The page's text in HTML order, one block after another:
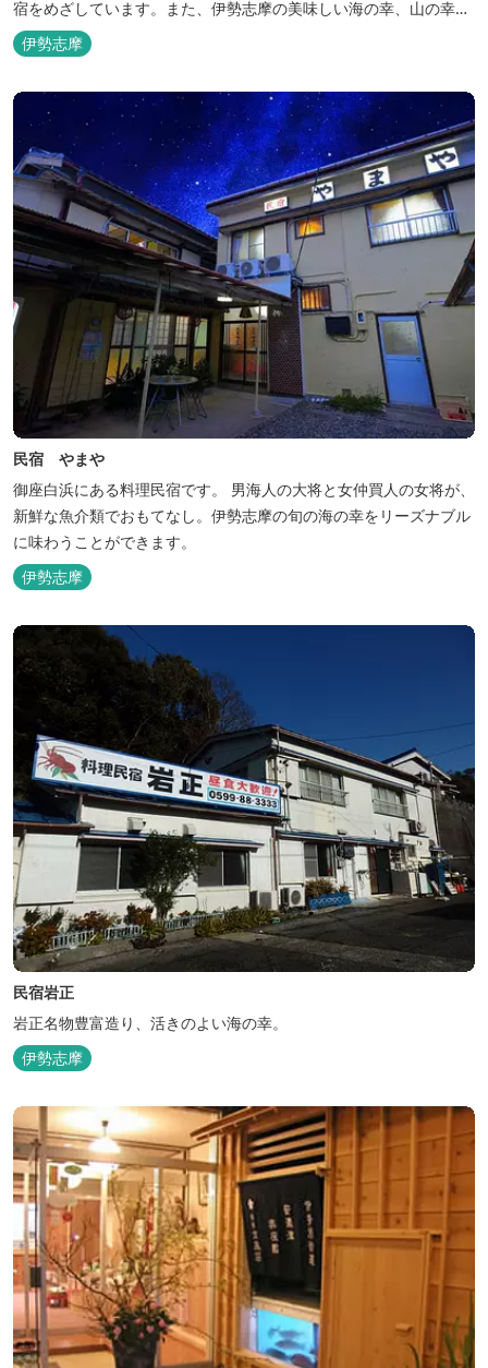
宿をめざしています。また、伊勢志摩の美味しい海の幸、山の幸を
低価格でお楽しみください。
伊勢志摩
民宿 やまや
御座白浜にある料理民宿です。 男海人の大将と女仲買人の女将が、
新鮮な魚介類でおもてなし。伊勢志摩の旬の海の幸をリーズナブル
に味わうことができます。
伊勢志摩
民宿岩正
岩正名物豊富造り、活きのよい海の幸。
伊勢志摩